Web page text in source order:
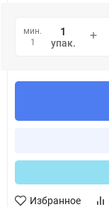
мин.
1
упак.
Избранное